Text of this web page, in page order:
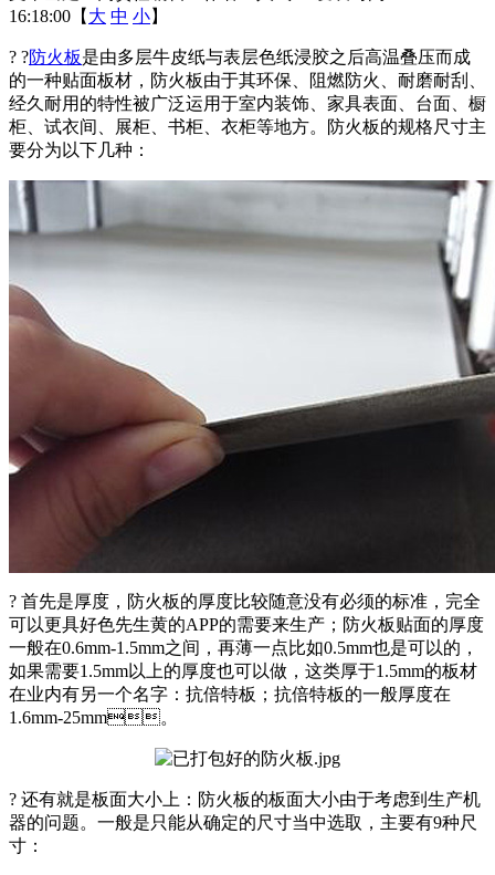
16:18:00【 大 中 小】
? ?防火板是由多层牛皮纸与表层色纸浸胶之后高温叠压而成
的一种贴面板材，防火板由于其环保、阻燃防火、耐磨耐刮、
经久耐用的特性被广泛运用于室内装饰、家具表面、台面、橱
柜、试衣间、展柜、书柜、衣柜等地方。防火板的规格尺寸主
要分为以下几种：
? 首先是厚度，防火板的厚度比较随意没有必须的标准，完全
可以更具好色先生黄的APP的需要来生产；防火板贴面的厚度
一般在0.6mm-1.5mm之间，再薄一点比如0.5mm也是可以的，
如果需要1.5mm以上的厚度也可以做，这类厚于1.5mm的板材
在业内有另一个名字：抗倍特板；抗倍特板的一般厚度在
1.6mm-25mm。
? 还有就是板面大小上：防火板的板面大小由于考虑到生产机
器的问题。一般是只能从确定的尺寸当中选取，主要有9种尺
寸：